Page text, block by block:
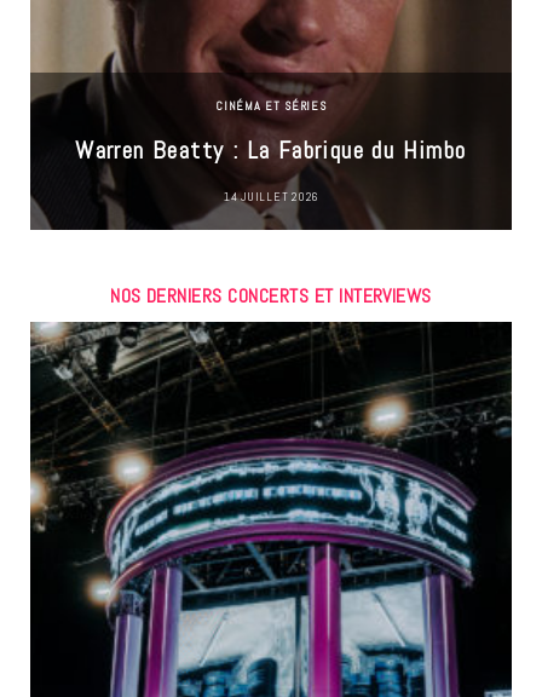
CINÉMA ET SÉRIES
Warren Beatty : La Fabrique du Himbo
14 JUILLET 2026
NOS DERNIERS CONCERTS ET INTERVIEWS